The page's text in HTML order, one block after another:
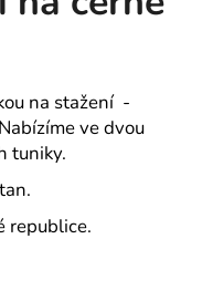
na stažení -
ve dvou
tuniky.
republice.